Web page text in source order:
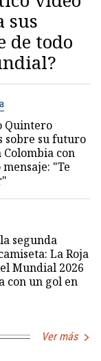
sus
de todo
Quintero
sobre su futuro
Colombia con
"Te
segunda
La Roja
Mundial 2026
con un gol en
Ver más